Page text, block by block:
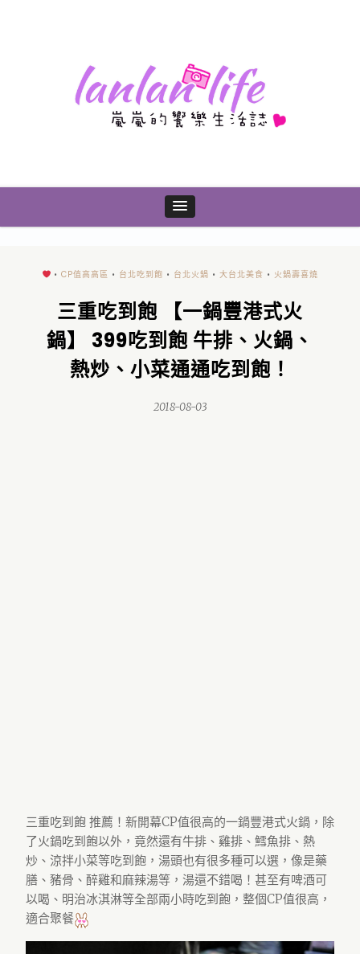
•CP值高高區 • 台北吃到飽 • 台北火鍋 •大台北美食 • 火鍋壽喜燒
三重吃到飽 【一鍋豐港式火
鍋】 399吃到飽 牛排、火鍋、
熱炒、小菜通通吃到飽！
2018-08-03
三重吃到飽 推薦！新開幕CP值很高的一鍋豐港式火鍋，除
了火鍋吃到飽以外，竟然還有牛排、雞排、鱈魚排、熱
炒、涼拌小菜等吃到飽，湯頭也有很多種可以選，像是藥
膳、豬骨、醉雞和麻辣湯等，湯還不錯喝！甚至有啤酒可
以喝、明治冰淇淋等全部兩小時吃到飽，整個CP值很高，
適合聚餐